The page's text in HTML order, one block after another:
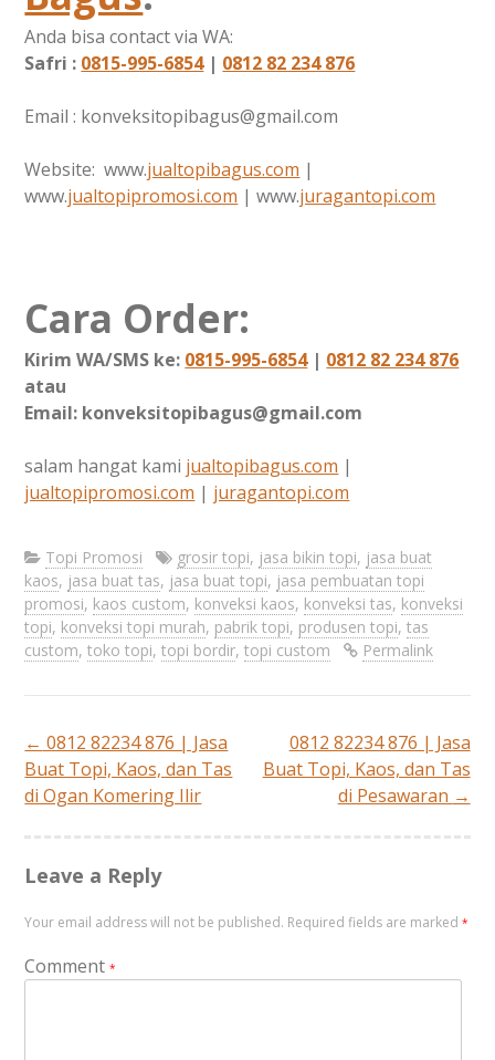
Anda bisa contact via WA:
Safri : 0815-995-6854| 0812 82 234 876
Email : konveksitopibagus@gmail.com
Website: www.jualtopibagus.com |
www.jualtopipromosi.com | www.juragantopi.com
Cara Order:
Kirim WA/SMS ke: 0815-995-6854| 0812 82 234 876
atau
Email: konveksitopibagus@gmail.com
salam hangat kami jualtopibagus.com |
jualtopipromosi.com | juragantopi.com
Topi Promosi grosir topi, jasa bikin topi, jasa buat
kaos, jasa buat tas, jasa buat topi, jasa pembuatan topi
promosi, kaos custom, konveksi kaos, konveksi tas, konveksi
topi, konveksi topi murah, pabrik topi, produsen topi,tas
custom,toko topi,topi bordir,topi custom Permalink
Post
navigation
← 0812 82234 876 | Jasa
Buat Topi, Kaos, dan Tas
di Ogan Komering Ilir
0812 82234 876 | Jasa
Buat Topi, Kaos, dan Tas
di Pesawaran →
Leave a Reply
Your email address will not be published. Required fields are marked*
Comment*